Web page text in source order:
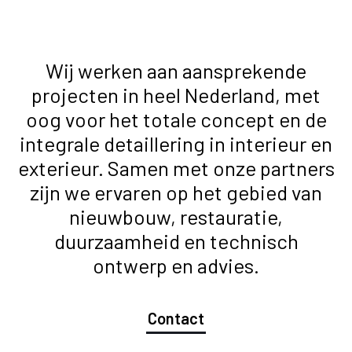
Wij werken aan aansprekende
projecten in heel Nederland, met
oog voor het totale concept en de
integrale detaillering in interieur en
exterieur. Samen met onze partners
zijn we ervaren op het gebied van
nieuwbouw, restauratie,
duurzaamheid en technisch
ontwerp en advies.
Contact